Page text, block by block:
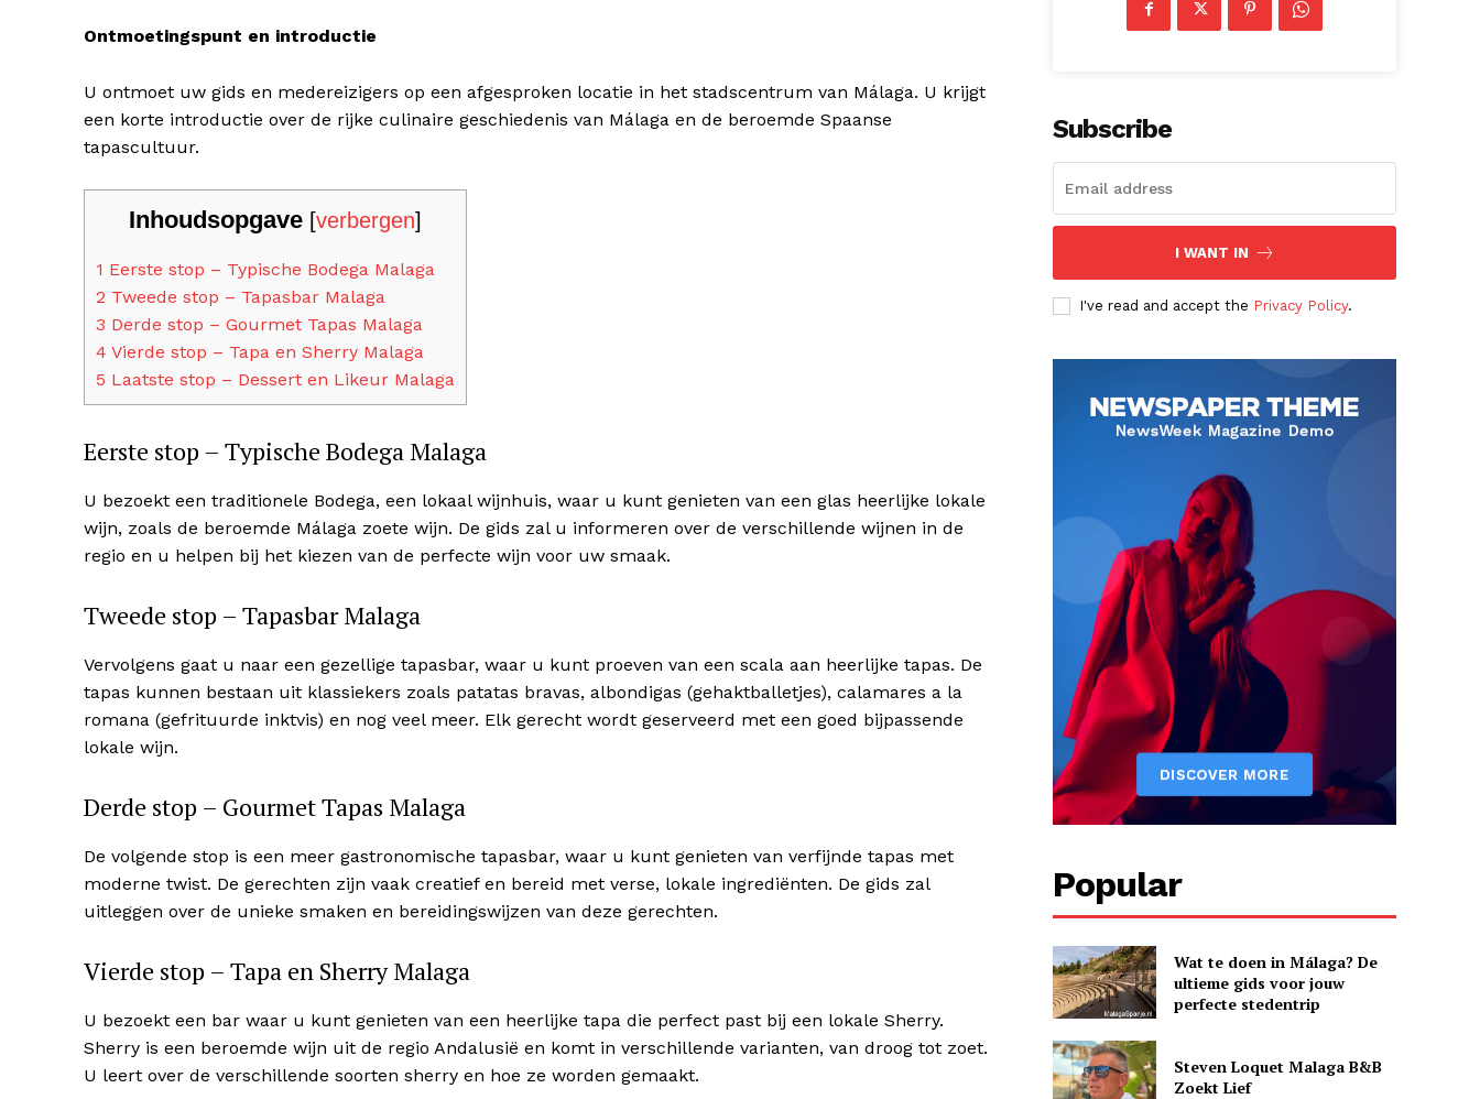
Inhoudsopgave
[verbergen]
PRO
News Week
Company
My account
Ontmoetingspunt en introductie
U ontmoet uw gids en medereizigers op een afgesproken locatie in het stadscentrum van Málaga. U krijgt
een korte introductie over de rijke culinaire geschiedenis van Málaga en de beroemde Spaanse
tapascultuur.
Inhoudsopgave [verbergen]
1 Eerste stop – Typische Bodega Malaga
2 Tweede stop – Tapasbar Malaga
3 Derde stop – Gourmet Tapas Malaga
4 Vierde stop – Tapa en Sherry Malaga
5 Laatste stop – Dessert en Likeur Malaga
Eerste stop – Typische Bodega Malaga
U bezoekt een traditionele Bodega, een lokaal wijnhuis, waar u kunt genieten van een glas heerlijke lokale
wijn, zoals de beroemde Málaga zoete wijn. De gids zal u informeren over de verschillende wijnen in de
regio en u helpen bij het kiezen van de perfecte wijn voor uw smaak.
Tweede stop – Tapasbar Malaga
Vervolgens gaat u naar een gezellige tapasbar, waar u kunt proeven van een scala aan heerlijke tapas. De
tapas kunnen bestaan uit klassiekers zoals patatas bravas, albondigas (gehaktballetjes), calamares a la
romana (gefrituurde inktvis) en nog veel meer. Elk gerecht wordt geserveerd met een goed bijpassende
lokale wijn.
Derde stop – Gourmet Tapas Malaga
De volgende stop is een meer gastronomische tapasbar, waar u kunt genieten van verfijnde tapas met
moderne twist. De gerechten zijn vaak creatief en bereid met verse, lokale ingrediënten. De gids zal
uitleggen over de unieke smaken en bereidingswijzen van deze gerechten.
Vierde stop – Tapa en Sherry Malaga
U bezoekt een bar waar u kunt genieten van een heerlijke tapa die perfect past bij een lokale Sherry.
Sherry is een beroemde wijn uit de regio Andalusië en komt in verschillende varianten, van droog tot zoet.
U leert over de verschillende soorten sherry en hoe ze worden gemaakt.
Subscribe
I WANT IN
I've read and accept the Privacy Policy.
Popular
Wat te doen in Málaga? De
ultieme gids voor jouw
perfecte stedentrip
Steven Loquet Malaga B&B
Zoekt Lief